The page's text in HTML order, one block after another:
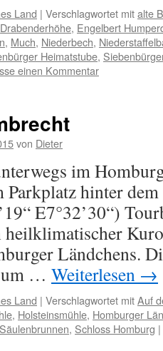
Land | Verschlagwortet mitalte
Drabenderhöhe, Engelbert
, Much, Niederbech,
Heimatstube,
einen Kommentar
von Dieter
im
hinter dem
E7°32’30“)
heilklimatischer
Ländchens.
um … Weiterlesen →
Land | Verschlagwortet mitAuf
, Holsteinsmühle, Homburger
Säulenbrunnen, Schloss Homburg |